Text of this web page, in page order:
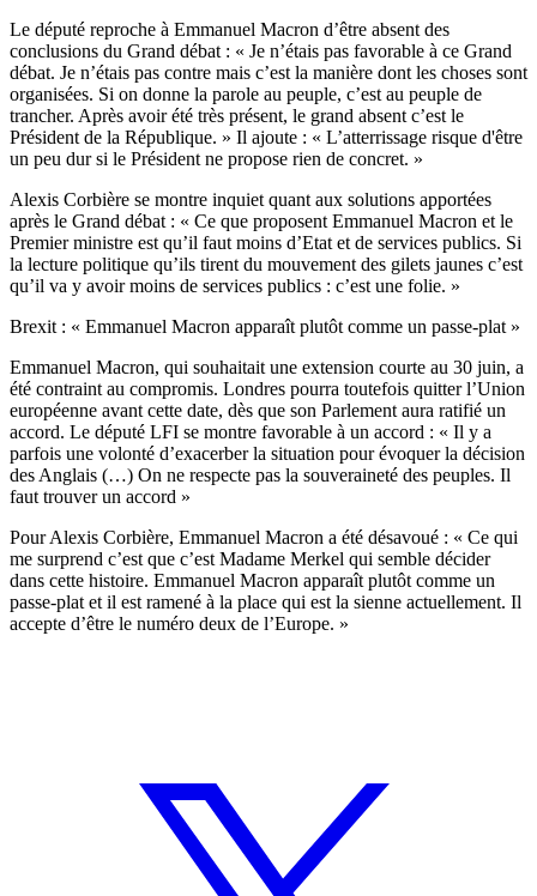
Le député reproche à Emmanuel Macron d’être absent des
conclusions du Grand débat : « Je n’étais pas favorable à ce Grand
débat. Je n’étais pas contre mais c’est la manière dont les choses sont
organisées. Si on donne la parole au peuple, c’est au peuple de
trancher. Après avoir été très présent, le grand absent c’est le
Président de la République. » Il ajoute : « L’atterrissage risque d'être
un peu dur si le Président ne propose rien de concret. »
Alexis Corbière se montre inquiet quant aux solutions apportées
après le Grand débat : « Ce que proposent Emmanuel Macron et le
Premier ministre est qu’il faut moins d’Etat et de services publics. Si
la lecture politique qu’ils tirent du mouvement des gilets jaunes c’est
qu’il va y avoir moins de services publics : c’est une folie. »
Brexit : « Emmanuel Macron apparaît plutôt comme un passe-plat »
Emmanuel Macron, qui souhaitait une extension courte au 30 juin, a
été contraint au compromis. Londres pourra toutefois quitter l’Union
européenne avant cette date, dès que son Parlement aura ratifié un
accord. Le député LFI se montre favorable à un accord : « Il y a
parfois une volonté d’exacerber la situation pour évoquer la décision
des Anglais (…) On ne respecte pas la souveraineté des peuples. Il
faut trouver un accord »
Pour Alexis Corbière, Emmanuel Macron a été désavoué : « Ce qui
me surprend c’est que c’est Madame Merkel qui semble décider
dans cette histoire. Emmanuel Macron apparaît plutôt comme un
passe-plat et il est ramené à la place qui est la sienne actuellement. Il
accepte d’être le numéro deux de l’Europe. »